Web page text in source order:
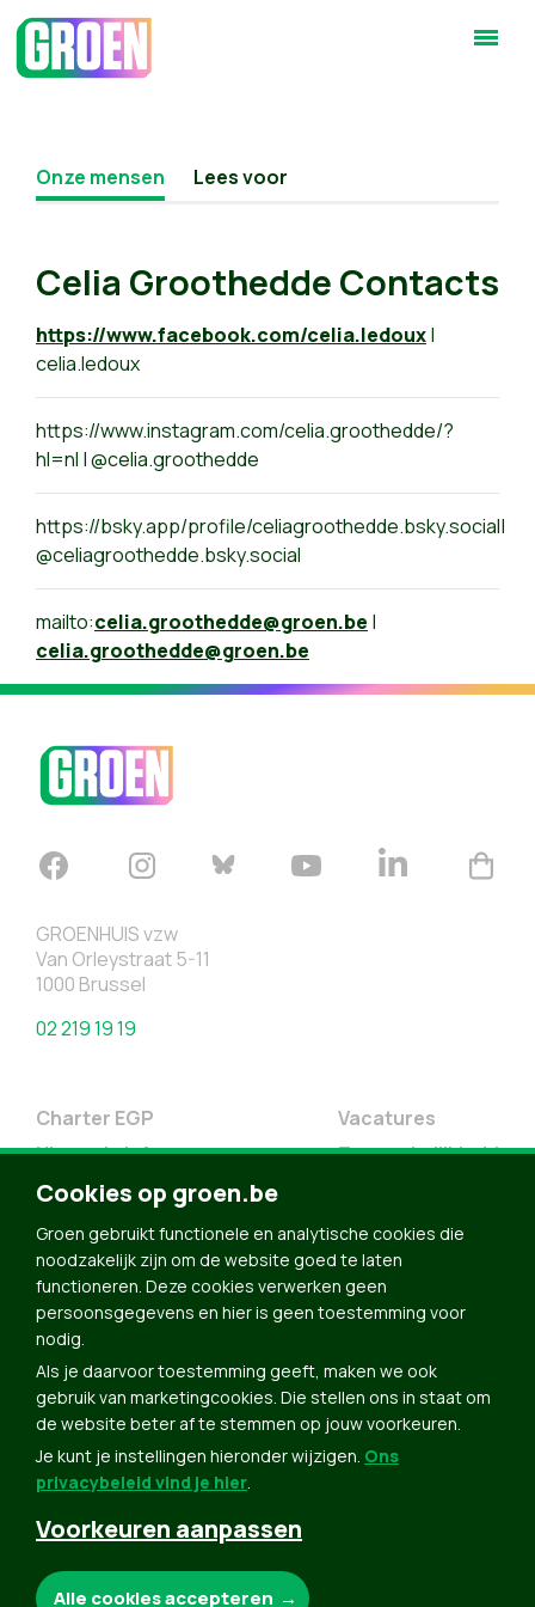
Onze mensen Lees voor
Celia Groothedde Contacts
https://www.facebook.com/celia.ledoux|
celia.ledoux
https://www.instagram.com/celia.groothedde/?
hl=nl | @celia.groothedde
https://bsky.app/profile/celiagroothedde.bsky.social|
@celiagroothedde.bsky.social
mailto:celia.groothedde@groen.be |
celia.groothedde@groen.be
GROENHUIS vzw
Van Orleystraat 5-11
1000 Brussel
02 219 19 19
Charter EGP
Nieuwsbrief
Doe Mee
Contact
Groen in je buurt
Meldpunt
Vacatures
Toegankelijkheid
Word lid
Agenda
Bekijk kalender
Verleng je lidmaatschap
Programma oktober 2024
Programma juni 2024
Downloads
Cookies op groen.be
Groen gebruikt functionele en analytische cookies die
noodzakelijk zijn om de website goed te laten
functioneren. Deze cookies verwerken geen
persoonsgegevens en hier is geen toestemming voor
nodig.
Als je daarvoor toestemming geeft, maken we ook
gebruik van marketingcookies. Die stellen ons in staat om
de website beter af te stemmen op jouw voorkeuren.
Je kunt je instellingen hieronder wijzigen. Ons
privacybeleid vind je hier.
Voorkeuren aanpassen
Alle cookies accepteren